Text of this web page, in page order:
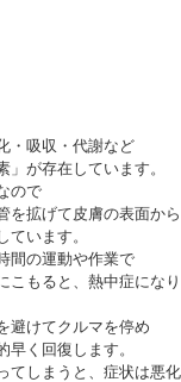
・吸収・代謝など
が存在しています。
ので
を拡げて皮膚の表面か
います。
間の運動や作業で
こもると、熱中症にな
避けてクルマを停め
く回復します。
てしまうと、症状は悪